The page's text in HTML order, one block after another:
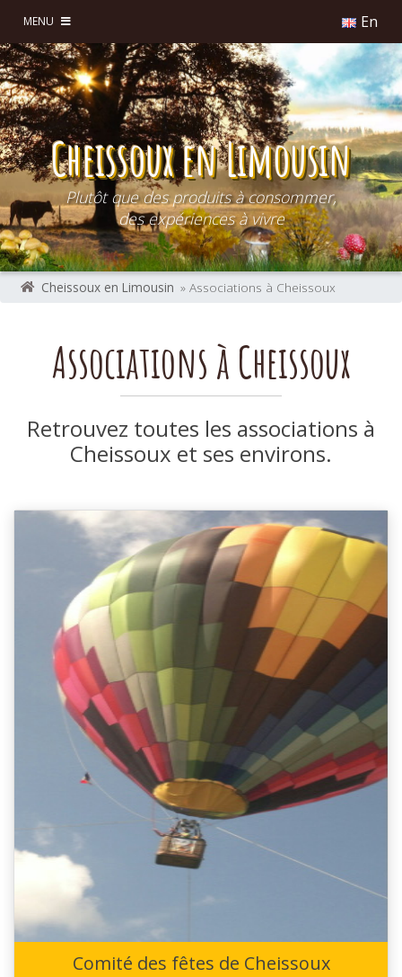
MENU En
Cheissoux en Limousin
Plutôt que des produits à consommer,
des expériences à vivre
Cheissoux en Limousin » Associations à Cheissoux
Associations à Cheissoux
Retrouvez toutes les associations à
Cheissoux et ses environs.
Comité des fêtes de Cheissoux